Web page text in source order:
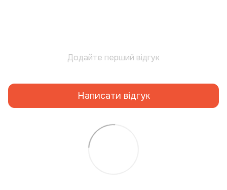
Додайте перший відгук
Написати відгук